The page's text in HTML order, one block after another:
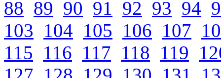
88 89 90 91 92 93 94
103 104 105 106 107
115 116 117 118 119